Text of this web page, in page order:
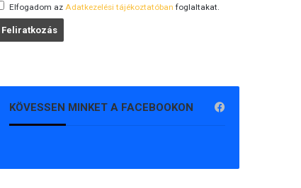
Elfogadom az Adatkezelési tájékoztatóban foglaltakat.
KÖVESSEN MINKET A FACEBOOKON